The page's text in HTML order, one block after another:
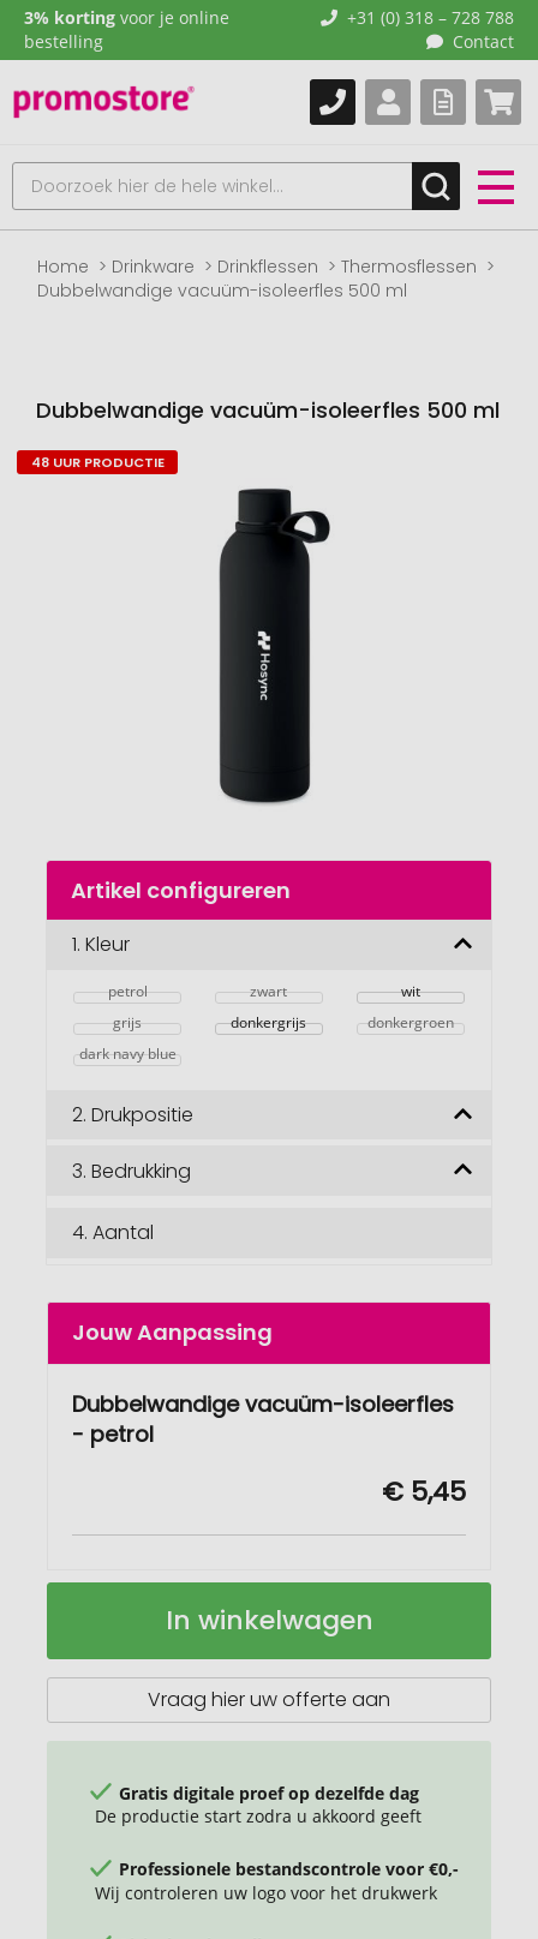
3% korting voor je online
bestelling
+31 (0) 318 – 728 788
Contact
Home Drinkware Drinkflessen
Thermosflessen
Dubbelwandige vacuüm-isoleerfles 500 ml
Dubbelwandige vacuüm-isoleerfles 500 ml
Naar
Naar
begin
afbeeldingengalerij
48 UUR PRODUCTIE
Artikel configureren
1. Kleur
petrol zwart
wit
grijs
donkergrijs
donkergroen
dark navy blue
2. Drukpositie
3. Bedrukking
4. Aantal
Jouw Aanpassing
Dubbelwandige vacuüm-isoleerfles
- petrol
€ 5,45
Dubbelwandige
500
Op
In winkelwagen
Vraag hier uw offerte aan
Gratis digitale proef op dezelfde dag
De productie start zodra u akkoord geeft
Professionele bestandscontrole voor €0,-
Wij controleren uw logo voor het drukwerk